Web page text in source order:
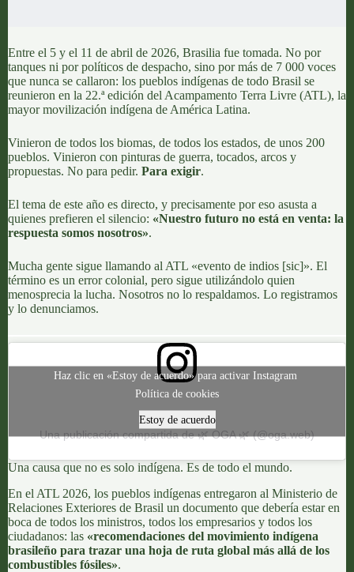
Entre el 5 y el 11 de abril de 2026, Brasilia fue tomada. No por
tanques ni por políticos de despacho, sino por más de 7 000 voces
que nunca se callaron: los pueblos indígenas de todo Brasil se
reunieron en la 22.ª edición del Acampamento Terra Livre (ATL), la
mayor movilización indígena de América Latina.
Vinieron de todos los biomas, de todos los estados, de unos 200
pueblos. Vinieron con pinturas de guerra, tocados, arcos y
propuestas. No para pedir. Para exigir.
El tema de este año es directo, y precisamente por eso asusta a
quienes prefieren el silencio: «Nuestro futuro no está en venta: la
respuesta somos nosotros».
Mucha gente sigue llamando al ATL «evento de indios [sic]». El
término es un error colonial, pero sigue utilizándolo quien
menosprecia la lucha. Nosotros no lo respaldamos. Lo registramos
y lo denunciamos.
Una publicación compartida de 🌿 OGA 🌿 (@oga.web)
Haz clic en «Estoy de acuerdo» para activar Instagram
Política de cookies
Estoy de acuerdo
Una causa que no es solo indígena. Es de todo el mundo.
En el ATL 2026, los pueblos indígenas entregaron al Ministerio de
Relaciones Exteriores de Brasil un documento que debería estar en
boca de todos los ministros, todos los empresarios y todos los
ciudadanos: las «recomendaciones del movimiento indígena
brasileño para trazar una hoja de ruta global más allá de los
combustibles fósiles».